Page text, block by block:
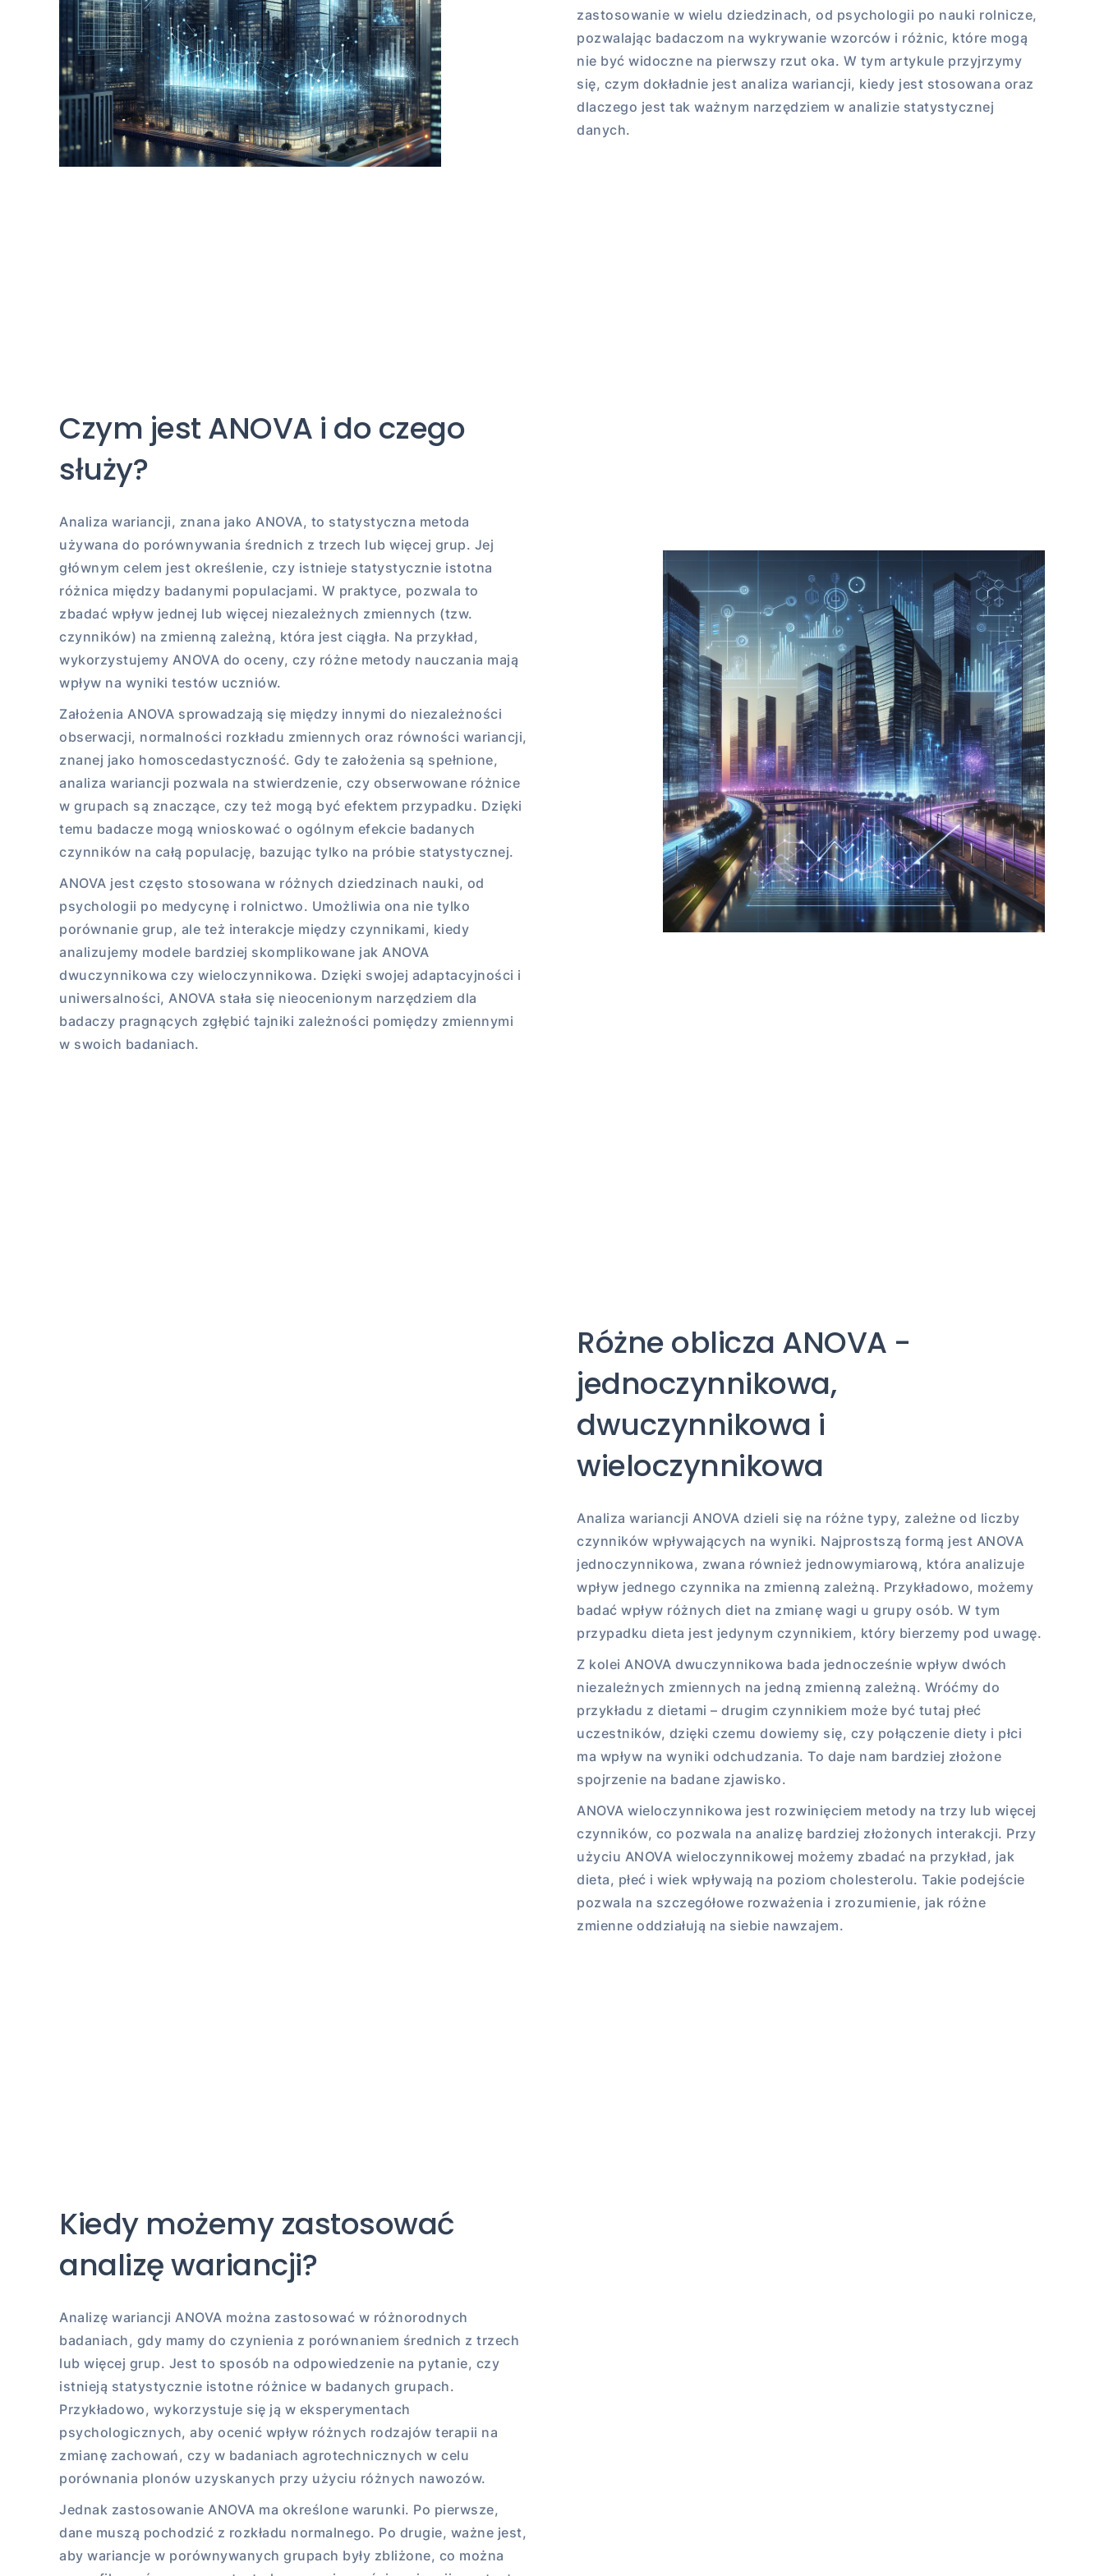
zastosowanie w wielu dziedzinach, od psychologii po nauki rolnicze,
pozwalając badaczom na wykrywanie wzorców i różnic, które mogą
nie być widoczne na pierwszy rzut oka. W tym artykule przyjrzymy
się, czym dokładnie jest analiza wariancji, kiedy jest stosowana oraz
dlaczego jest tak ważnym narzędziem w analizie statystycznej
danych.
Czym jest ANOVA i do czego
służy?
Analiza wariancji, znana jako ANOVA, to statystyczna metoda
używana do porównywania średnich z trzech lub więcej grup. Jej
głównym celem jest określenie, czy istnieje statystycznie istotna
różnica między badanymi populacjami. W praktyce, pozwala to
zbadać wpływ jednej lub więcej niezależnych zmiennych (tzw.
czynników) na zmienną zależną, która jest ciągła. Na przykład,
wykorzystujemy ANOVA do oceny, czy różne metody nauczania mają
wpływ na wyniki testów uczniów.
Założenia ANOVA sprowadzają się między innymi do niezależności
obserwacji, normalności rozkładu zmiennych oraz równości wariancji,
znanej jako homoscedastyczność. Gdy te założenia są spełnione,
analiza wariancji pozwala na stwierdzenie, czy obserwowane różnice
w grupach są znaczące, czy też mogą być efektem przypadku. Dzięki
temu badacze mogą wnioskować o ogólnym efekcie badanych
czynników na całą populację, bazując tylko na próbie statystycznej.
ANOVA jest często stosowana w różnych dziedzinach nauki, od
psychologii po medycynę i rolnictwo. Umożliwia ona nie tylko
porównanie grup, ale też interakcje między czynnikami, kiedy
analizujemy modele bardziej skomplikowane jak ANOVA
dwuczynnikowa czy wieloczynnikowa. Dzięki swojej adaptacyjności i
uniwersalności, ANOVA stała się nieocenionym narzędziem dla
badaczy pragnących zgłębić tajniki zależności pomiędzy zmiennymi
w swoich badaniach.
Różne oblicza ANOVA -
jednoczynnikowa,
dwuczynnikowa i
wieloczynnikowa
Analiza wariancji ANOVA dzieli się na różne typy, zależne od liczby
czynników wpływających na wyniki. Najprostszą formą jest ANOVA
jednoczynnikowa, zwana również jednowymiarową, która analizuje
wpływ jednego czynnika na zmienną zależną. Przykładowo, możemy
badać wpływ różnych diet na zmianę wagi u grupy osób. W tym
przypadku dieta jest jedynym czynnikiem, który bierzemy pod uwagę.
Z kolei ANOVA dwuczynnikowa bada jednocześnie wpływ dwóch
niezależnych zmiennych na jedną zmienną zależną. Wróćmy do
przykładu z dietami – drugim czynnikiem może być tutaj płeć
uczestników, dzięki czemu dowiemy się, czy połączenie diety i płci
ma wpływ na wyniki odchudzania. To daje nam bardziej złożone
spojrzenie na badane zjawisko.
ANOVA wieloczynnikowa jest rozwinięciem metody na trzy lub więcej
czynników, co pozwala na analizę bardziej złożonych interakcji. Przy
użyciu ANOVA wieloczynnikowej możemy zbadać na przykład, jak
dieta, płeć i wiek wpływają na poziom cholesterolu. Takie podejście
pozwala na szczegółowe rozważenia i zrozumienie, jak różne
zmienne oddziałują na siebie nawzajem.
Kiedy możemy zastosować
analizę wariancji?
Analizę wariancji ANOVA można zastosować w różnorodnych
badaniach, gdy mamy do czynienia z porównaniem średnich z trzech
lub więcej grup. Jest to sposób na odpowiedzenie na pytanie, czy
istnieją statystycznie istotne różnice w badanych grupach.
Przykładowo, wykorzystuje się ją w eksperymentach
psychologicznych, aby ocenić wpływ różnych rodzajów terapii na
zmianę zachowań, czy w badaniach agrotechnicznych w celu
porównania plonów uzyskanych przy użyciu różnych nawozów.
Jednak zastosowanie ANOVA ma określone warunki. Po pierwsze,
dane muszą pochodzić z rozkładu normalnego. Po drugie, ważne jest,
aby wariancje w porównywanych grupach były zbliżone, co można